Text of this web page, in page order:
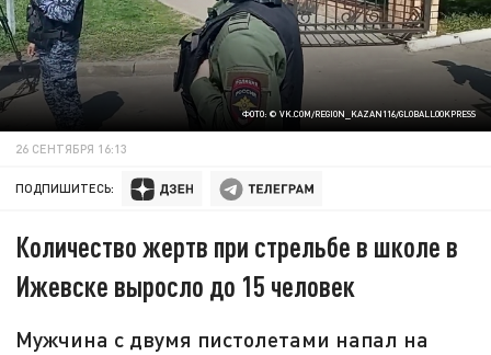
ФОТО: © VK.COM/REGION_KAZAN116/GLOBALLOOKPRESS
26 СЕНТЯБРЯ 16:13
ПОДПИШИТЕСЬ:
Количество жертв при стрельбе в школе в
Ижевске выросло до 15 человек
Мужчина с двумя пистолетами напал на